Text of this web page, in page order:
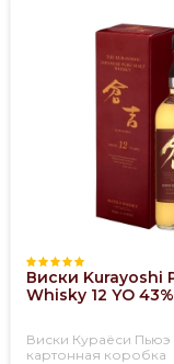
Виски Kurayoshi
Whisky 12 YO
Виски Кураёси Пьюэ
картонная коробка